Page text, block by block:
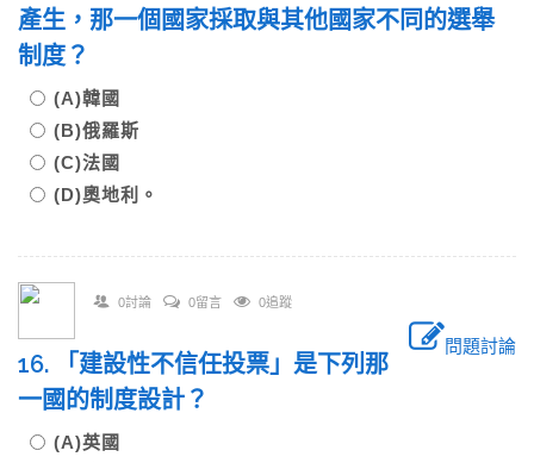
產生，那一個國家採取與其他國家不同的選舉
制度？
(A)韓國
(B)俄羅斯
(C)法國
(D)奧地利。
0討論 0留言 0追蹤
問題討論
16. 「建設性不信任投票」是下列那
一國的制度設計？
(A)英國